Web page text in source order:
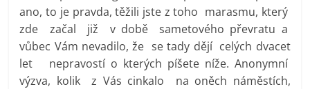
ano, to je pravda, těžili jste z toho marasmu, který
zde začal již v době sametového převratu a
vůbec Vám nevadilo, že se tady dějí celých dvacet
let nepravostí o kterých píšete níže. Anonymní
výzva, kolik z Vás cinkalo na oněch náměstích,